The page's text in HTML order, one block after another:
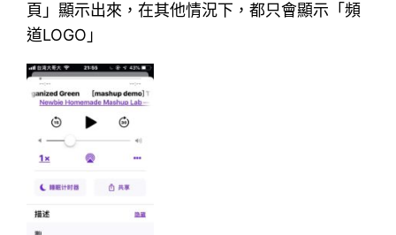
頁」顯示出來，在其他情況下，都只會顯示「頻
道LOGO」